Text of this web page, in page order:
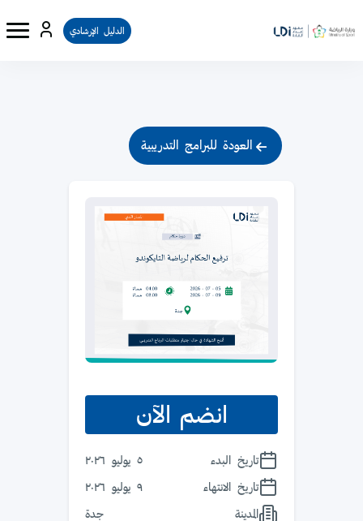
الدليل الإرشادي
العودة للبرامج التدريبية
انضم الآن
تاريخ البدء
٥ يوليو ٢٠٢٦
تاريخ الانتهاء
٩ يوليو ٢٠٢٦
المدينة
جدة